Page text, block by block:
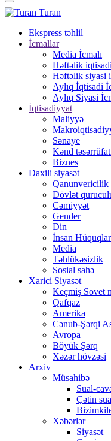
Turan
Ekspress təhlil
İcmallar
Media İcmalı
Həftəlik
Həftəlik siyasi
Aylıq İqtisadi
Aylıq Siyasi
İqtisadiyyat
Maliyyə
Sənaye
Kənd
Biznes
Daxili siyasət
Qanunvericilik
Dövlət
Cəmiyyət
Gender
Din
İnsan
Media
Təhlükəsizlik
Sosial sahə
Xarici Siyasət
Keçmiş Sovet
Qafqaz
Amerika
Cənub-Şərqi
Avropa
Böyük Şərq
Xəzər hövzəsi
Arxiv
Müsahibə
Sual-
Çətin
Xəbərlər
Siyasət